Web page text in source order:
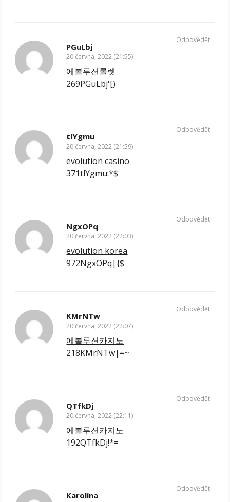
PGuLbj
20 června, 2022 (21:55)
에볼루션롤렛
269PGuLbj'[)
Odpovědět
tlYgmu
20 června, 2022 (21:59)
evolution casino
371tlYgmu:*$
Odpovědět
NgxOPq
20 června, 2022 (22:03)
evolution korea
972NgxOPq|{$
Odpovědět
KMrNTw
20 června, 2022 (22:07)
에볼루션카지노
218KMrNTw|=~
Odpovědět
QTfkDj
20 června, 2022 (22:11)
에볼루션카지노
192QTfkDj!*=
Odpovědět
Karolína
Odpovědět